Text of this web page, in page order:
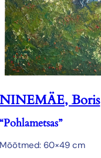
NINEMÄE, Boris
“Pohlametsas”
Mõõtmed: 60×49 cm